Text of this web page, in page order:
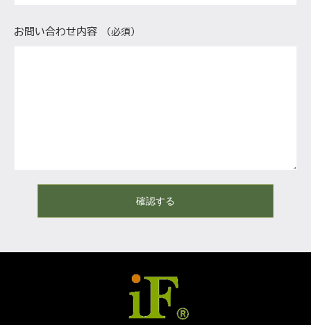
お問い合わせ内容 （必須）
確認する